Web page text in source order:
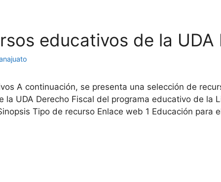
educativos de la UDA
A continuación, se presenta una selección de
UDA Derecho Fiscal del programa educativo de la
Tipo de recurso Enlace web 1 Educación para